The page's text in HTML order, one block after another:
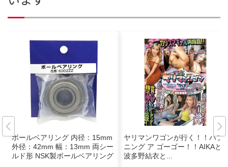
ボールベアリング 内径：15mm
外径：42mm 幅：13mm 両シー
ルド形 NSK製ボールベアリング
ヤリマンワゴンが行く！！ハプ
ニング ア ゴーゴー！！AIKAと
波多野結衣と...